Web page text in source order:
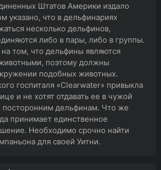
Штатов Америки издало
указано, что в дельфинариях
несколько дельфинов,
либо в пары, либо в группы.
том, что дельфины являются
поэтому должны
подобных животных.
госпиталя «Clearwater» привыкла
и не хотят отдавать ее в чужой
посторонним дельфинам. Что же
принимает единственное
Необходимо срочно найти
для своей Уитни.